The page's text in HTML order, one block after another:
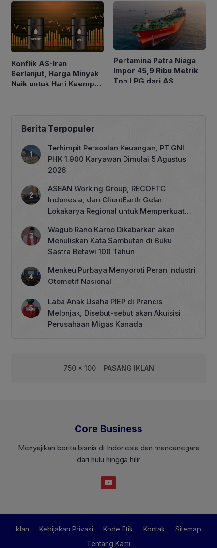
Konflik AS-Iran
Berlanjut, Harga Minyak
Naik untuk Hari Keempat
Pertamina Patra Niaga
Impor 45,9 Ribu Metrik
Ton LPG dari AS
Berita Terpopuler
Terhimpit Persoalan Keuangan, PT GNI
PHK 1.900 Karyawan Dimulai 5 Agustus
2026
ASEAN Working Group, RECOFTC
Indonesia, dan ClientEarth Gelar
Lokakarya Regional untuk Memperkuat
Wagub Rano Karno Dikabarkan akan
Menuliskan Kata Sambutan di Buku
Sastra Betawi 100 Tahun
Menkeu Purbaya Menyoroti Peran Industri
Otomotif Nasional
Laba Anak Usaha PIEP di Prancis
Melonjak, Disebut-sebut akan Akuisisi
Perusahaan Migas Kanada
750 x 100 PASANG IKLAN
Core Business
Menyajikan berita bisnis di Indonesia dan mancanegara
dari hulu hingga hilir
Iklan Kebijakan Privasi Kode Etik Kontak
Sitemap
Tentang Kami